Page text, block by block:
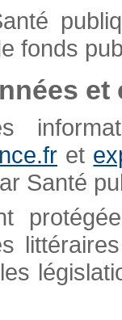
fonds
et
et
Santé